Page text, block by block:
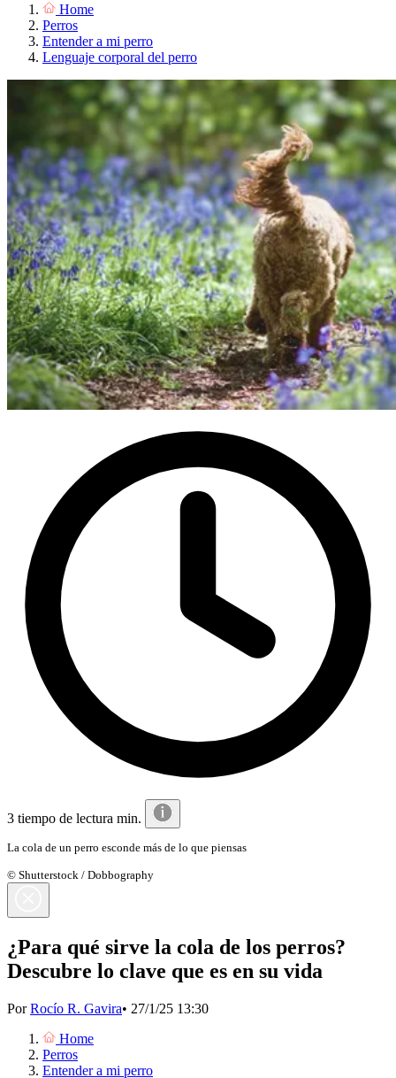
Home
Perros
Entender a mi perro
Lenguaje corporal del perro
3 tiempo de lectura min.
La cola de un perro esconde más de lo que piensas
© Shutterstock / Dobbography
¿Para qué sirve la cola de los perros?
Descubre lo clave que es en su vida
PorRocío R. Gavira• 27/1/25 13:30
Home
Perros
Entender a mi perro